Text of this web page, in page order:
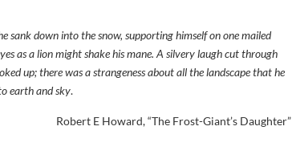
sank down into the snow, supporting himself on one mailed
as a lion might shake his mane. A silvery laugh cut through
up; there was a strangeness about all the landscape that he
earth and sky.
Robert E Howard, “The Frost-Giant’s Daughter”